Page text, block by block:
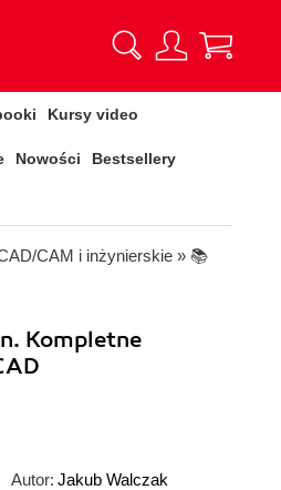
Kursy video
Nowości Bestsellery
CAM i inżynierskie » 📚
Kompletne
Autor: Jakub Walczak